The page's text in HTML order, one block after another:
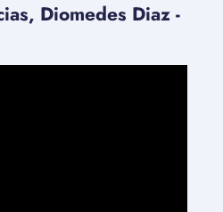
Diomedes Diaz -